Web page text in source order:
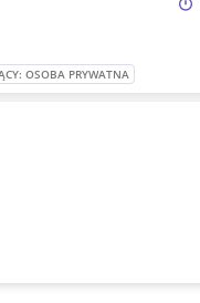
OSOBA PRYWATNA